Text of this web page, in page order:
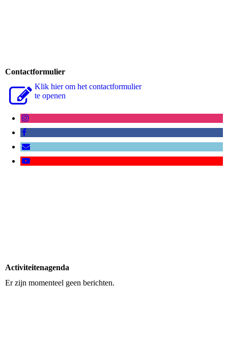
Contactformulier
Klik hier om het contactformulier
te openen
Activiteitenagenda
Er zijn momenteel geen berichten.